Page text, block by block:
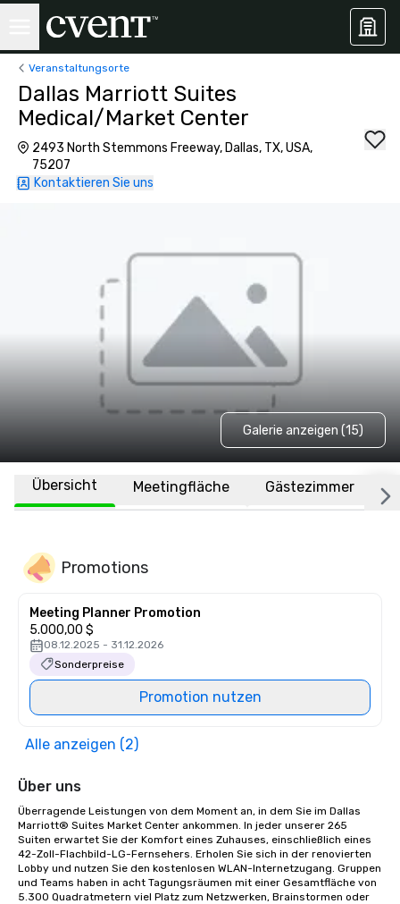
Veranstaltungsorte
Dallas Marriott Suites
Medical/Market Center
2493 North Stemmons Freeway, Dallas, TX, USA,
75207
Kontaktieren Sie uns
Galerie anzeigen (15)
Übersicht Meetingfläche Gästezimmer
Promotions
Meeting Planner Promotion
5.000,00 $
08.12.2025 - 31.12.2026
Sonderpreise
Promotion nutzen
Alle anzeigen (2)
Über uns
Überragende Leistungen von dem Moment an, in dem Sie im Dallas
Marriott® Suites Market Center ankommen. In jeder unserer 265
Suiten erwartet Sie der Komfort eines Zuhauses, einschließlich eines
42-Zoll-Flachbild-LG-Fernsehers. Erholen Sie sich in der renovierten
Lobby und nutzen Sie den kostenlosen WLAN-Internetzugang. Gruppen
und Teams haben in acht Tagungsräumen mit einer Gesamtfläche von
5.300 Quadratmetern viel Platz zum Netzwerken, Brainstormen oder